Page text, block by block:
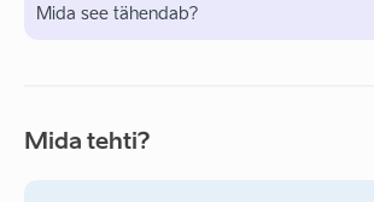
Mida see tähendab?
Mida tehti?